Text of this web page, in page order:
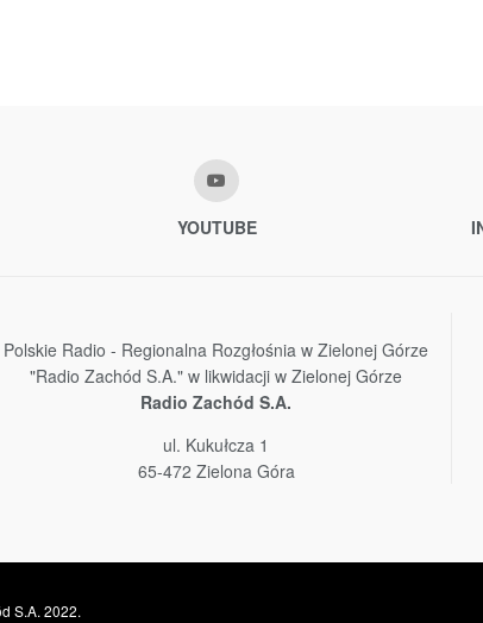
YOUTUBE
Polskie Radio - Regionalna Rozgłośnia w Zielonej Górze
"Radio Zachód S.A." w likwidacji w Zielonej Górze
Radio Zachód S.A.
ul. Kukułcza 1
65-472 Zielona Góra
S.A. 2022.